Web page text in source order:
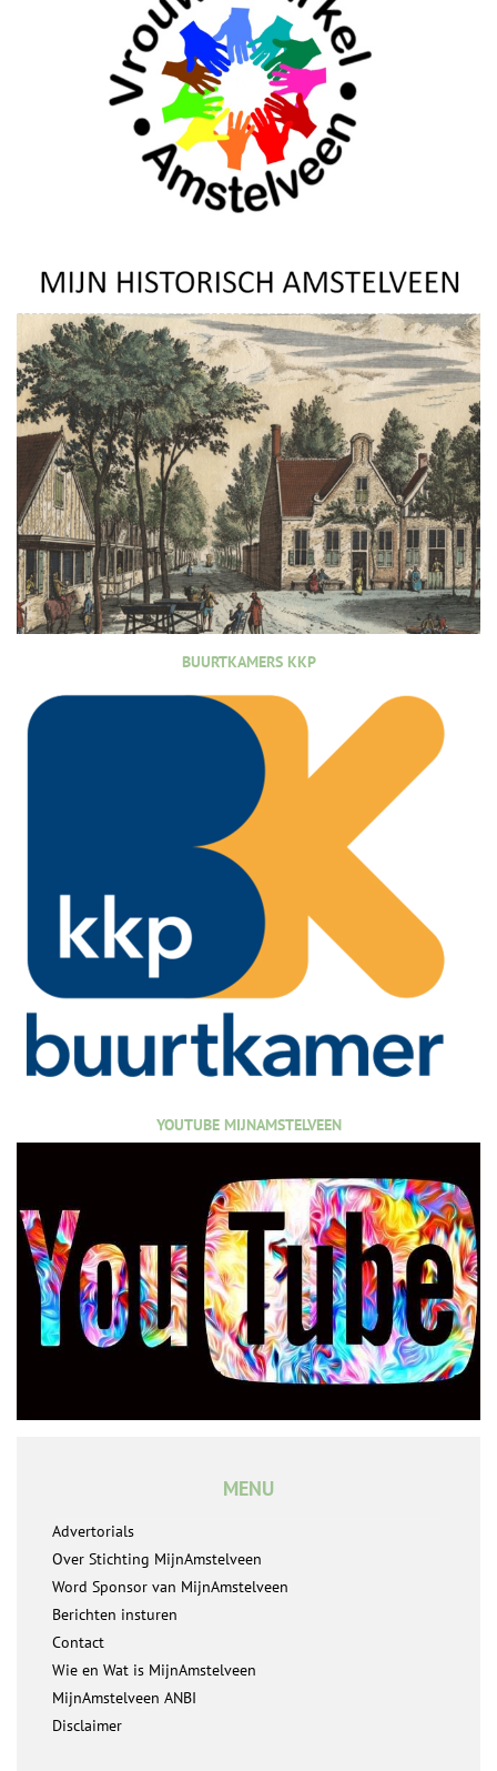
BUURTKAMERS KKP
YOUTUBE MIJNAMSTELVEEN
MENU
Advertorials
Over Stichting MijnAmstelveen
Word Sponsor van MijnAmstelveen
Berichten insturen
Contact
Wie en Wat is MijnAmstelveen
MijnAmstelveen ANBI
Disclaimer